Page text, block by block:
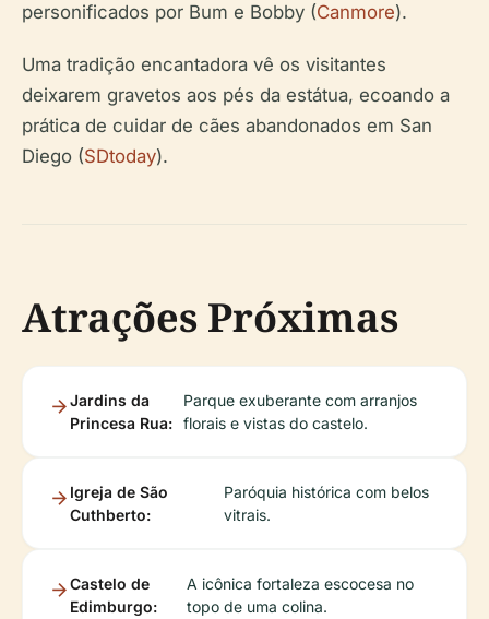
personificados por Bum e Bobby (Canmore).
Uma tradição encantadora vê os visitantes
deixarem gravetos aos pés da estátua, ecoando a
prática de cuidar de cães abandonados em San
Diego (SDtoday).
Atrações Próximas
Jardins da
Princesa Rua:
Parque exuberante com arranjos
florais e vistas do castelo.
Igreja de São
Cuthberto:
Paróquia histórica com belos
vitrais.
Castelo de
Edimburgo:
A icônica fortaleza escocesa no
topo de uma colina.